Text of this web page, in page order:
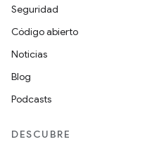
Seguridad
Código abierto
Noticias
Blog
Podcasts
DESCUBRE